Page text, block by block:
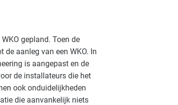
gepland. Toen de
aanleg van een WKO. In
is aangepast en de
de installateurs die het
ook onduidelijkheden
die aanvankelijk niets